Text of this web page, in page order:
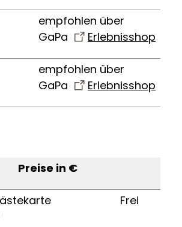
empfohlen über
GaPa
Erlebnisshop
empfohlen über
GaPa
Erlebnisshop
Preise in €
Frei